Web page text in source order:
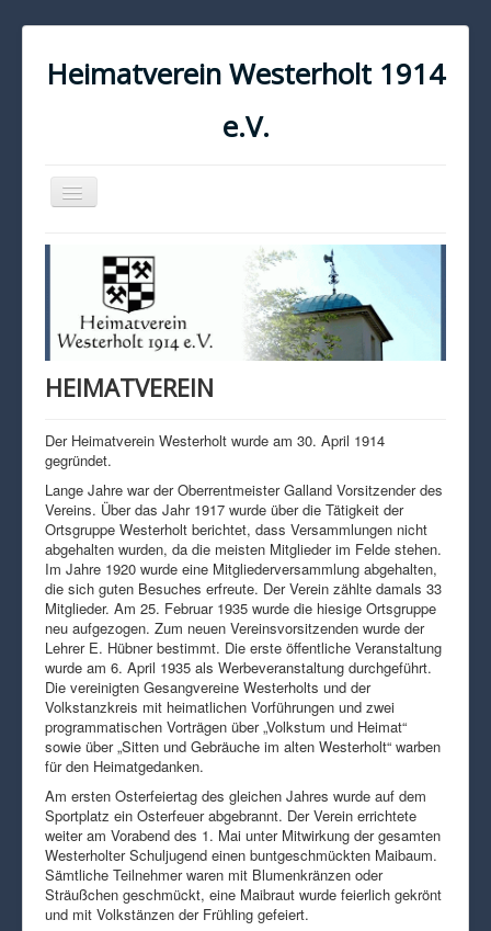
Heimatverein Westerholt 1914
e.V.
Navigation
an/aus
KONTAKT
IMPRESSUM
DATENSCHUTZ
HEIMATVEREIN
Der Heimatverein Westerholt wurde am 30. April 1914
gegründet.
Lange Jahre war der Oberrentmeister Galland Vorsitzender des
Vereins. Über das Jahr 1917 wurde über die Tätigkeit der
Ortsgruppe Westerholt berichtet, dass Versammlungen nicht
abgehalten wurden, da die meisten Mitglieder im Felde stehen.
Im Jahre 1920 wurde eine Mitgliederversammlung abgehalten,
die sich guten Besuches erfreute. Der Verein zählte damals 33
Mitglieder. Am 25. Februar 1935 wurde die hiesige Ortsgruppe
neu aufgezogen. Zum neuen Vereinsvorsitzenden wurde der
Lehrer E. Hübner bestimmt. Die erste öffentliche Veranstaltung
wurde am 6. April 1935 als Werbeveranstaltung durchgeführt.
Die vereinigten Gesangvereine Westerholts und der
Volkstanzkreis mit heimatlichen Vorführungen und zwei
programmatischen Vorträgen über „Volkstum und Heimat“
sowie über „Sitten und Gebräuche im alten Westerholt“ warben
für den Heimatgedanken.
Am ersten Osterfeiertag des gleichen Jahres wurde auf dem
Sportplatz ein Osterfeuer abgebrannt. Der Verein errichtete
weiter am Vorabend des 1. Mai unter Mitwirkung der gesamten
Westerholter Schuljugend einen buntgeschmückten Maibaum.
Sämtliche Teilnehmer waren mit Blumenkränzen oder
Sträußchen geschmückt, eine Maibraut wurde feierlich gekrönt
und mit Volkstänzen der Frühling gefeiert.